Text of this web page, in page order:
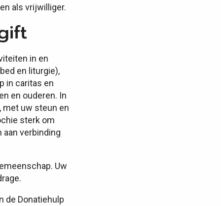
als vrijwilliger.
in en
en liturgie),
in caritas en
en ouderen. In
met uw steun en
sterk om
aan verbinding
Uw
de Donatiehulp